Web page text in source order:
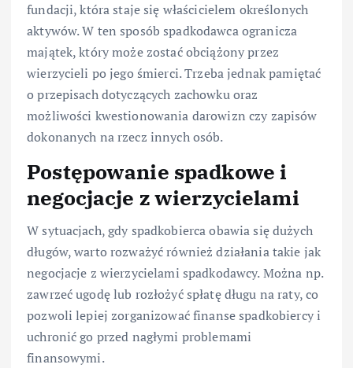
fundacji, która staje się właścicielem określonych
aktywów. W ten sposób spadkodawca ogranicza
majątek, który może zostać obciążony przez
wierzycieli po jego śmierci. Trzeba jednak pamiętać
o przepisach dotyczących zachowku oraz
możliwości kwestionowania darowizn czy zapisów
dokonanych na rzecz innych osób.
Postępowanie spadkowe i
negocjacje z wierzycielami
W sytuacjach, gdy spadkobierca obawia się dużych
długów, warto rozważyć również działania takie jak
negocjacje z wierzycielami spadkodawcy. Można np.
zawrzeć ugodę lub rozłożyć spłatę długu na raty, co
pozwoli lepiej zorganizować finanse spadkobiercy i
uchronić go przed nagłymi problemami
finansowymi.